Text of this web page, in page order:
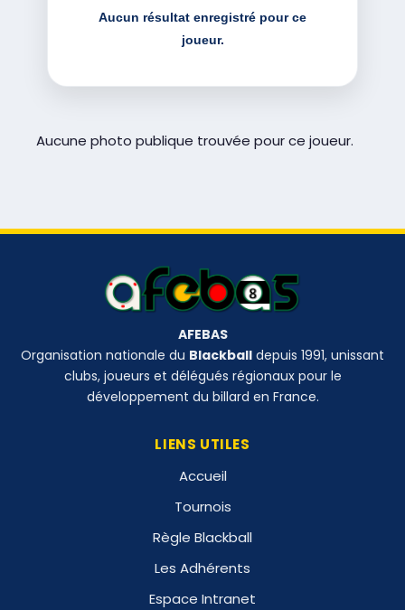
Aucun résultat enregistré pour ce
joueur.
Aucune photo publique trouvée pour ce joueur.
AFEBAS
Organisation nationale du Blackball depuis 1991, unissant
clubs, joueurs et délégués régionaux pour le
développement du billard en France.
LIENS UTILES
Accueil
Tournois
Règle Blackball
Les Adhérents
Espace Intranet